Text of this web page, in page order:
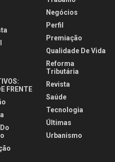
FRENTE
Negócios
Perfil
Premiação
Qualidade De Vida
Reforma
Tributária
Revista
Saúde
Tecnologia
Últimas
Urbanismo